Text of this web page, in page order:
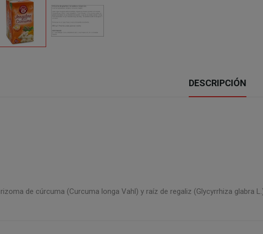
DESCRIPCIÓN
de cúrcuma (Curcuma longa Vahl) y raíz de regaliz (Glycyrrhiza glabra